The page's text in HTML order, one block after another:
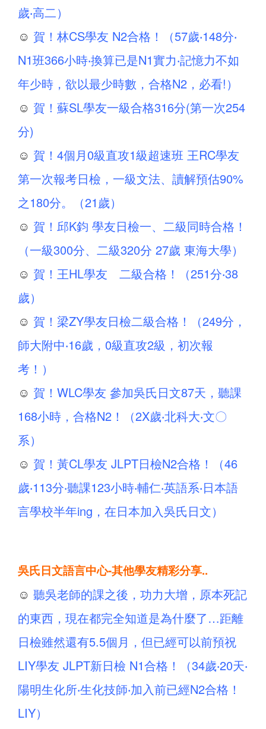
歲‧高二）
☺ 賀！林CS學友 N2合格！（57歲‧148分‧
N1班366小時‧換算已是N1實力‧記憶力不如
年少時，欲以最少時數，合格N2，必看!）
☺ 賀！蘇SL學友一級合格316分(第一次254
分)
☺ 賀！4個月0級直攻1級超速班 王RC學友
第一次報考日檢，一級文法、讀解預估90%
之180分。（21歲）
☺ 賀！邱K鈞 學友日檢一、二級同時合格！
（一級300分、二級320分 27歲 東海大學）
☺ 賀！王HL學友 二級合格！（251分‧38
歲）
☺ 賀！梁ZY學友日檢二級合格！（249分，
師大附中‧16歲，0級直攻2級，初次報
考！）
☺ 賀！WLC學友 參加吳氏日文87天，聽課
168小時，合格N2！（2X歲‧北科大‧文〇
系）
☺ 賀！黃CL學友 JLPT日檢N2合格！（46
歲‧113分‧聽課123小時‧輔仁‧英語系‧日本語
言學校半年ing，在日本加入吳氏日文）
吳氏日文語言中心-其他學友精彩分享..
☺ 聽吳老師的課之後，功力大增，原本死記
的東西，現在都完全知道是為什麼了…距離
日檢雖然還有5.5個月，但已經可以前預祝
LIY學友 JLPT新日檢 N1合格！（34歲‧20天‧
陽明生化所‧生化技師‧加入前已經N2合格！
LIY）